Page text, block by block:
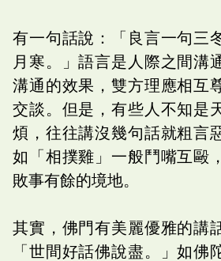
有一句話說：「良言一句三
月寒。」語言是人際之間溝
溝通的效果，雙方理應相互
交談。但是，有些人不知是
煩，往往講沒幾句話就粗言
如「相撲雞」一般鬥嘴互毆
敗事有餘的境地。
其實，佛門有美麗優雅的講
「世間好話佛說盡。」如佛